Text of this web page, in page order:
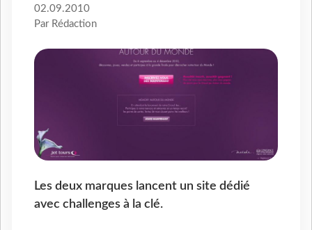
02.09.2010
Par Rédaction
Les deux marques lancent un site dédié
avec challenges à la clé.